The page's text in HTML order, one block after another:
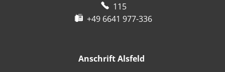
115
+49 6641 977-336
Anschrift Alsfeld